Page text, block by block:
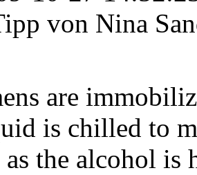
von Nina
are
is chilled to
the alcohol is